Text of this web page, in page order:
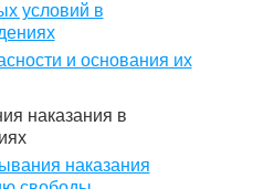
условий в
и основания их
наказания в
наказания